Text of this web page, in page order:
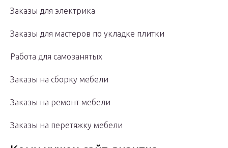
Заказы для электрика
Заказы для мастеров по укладке плитки
Работа для самозанятых
Заказы на сборку мебели
Заказы на ремонт мебели
Заказы на перетяжку мебели